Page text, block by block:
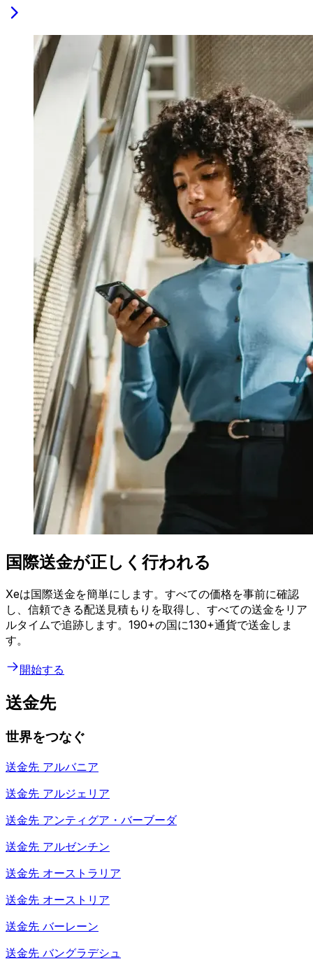
国際送金が正しく行われる
Xeは国際送金を簡単にします。すべての価格を事前に確認
し、信頼できる配送見積もりを取得し、すべての送金をリア
ルタイムで追跡します。190+の国に130+通貨で送金しま
す。
開始する
送金先
世界をつなぐ
送金先 アルバニア
送金先 アルジェリア
送金先 アンティグア・バーブーダ
送金先 アルゼンチン
送金先 オーストラリア
送金先 オーストリア
送金先 バーレーン
送金先 バングラデシュ